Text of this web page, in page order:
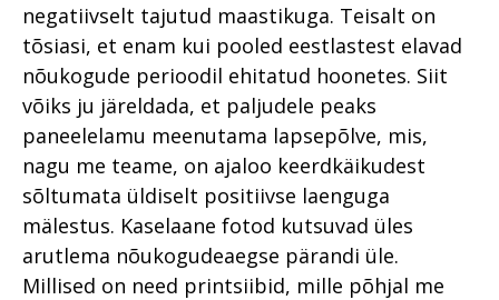
negatiivselt tajutud maastikuga. Teisalt on
tõsiasi, et enam kui pooled eestlastest elavad
nõukogude perioodil ehitatud hoonetes. Siit
võiks ju järeldada, et paljudele peaks
paneelelamu meenutama lapsepõlve, mis,
nagu me teame, on ajaloo keerdkäikudest
sõltumata üldiselt positiivse laenguga
mälestus. Kaselaane fotod kutsuvad üles
arutlema nõukogudeaegse pärandi üle.
Millised on need printsiibid, mille põhjal me